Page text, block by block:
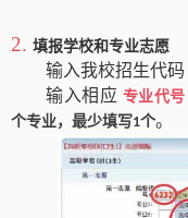
2. 填报学校和专业志愿
输入我校招生代码
输入相应 专业代号
个专业，最少填写1个。